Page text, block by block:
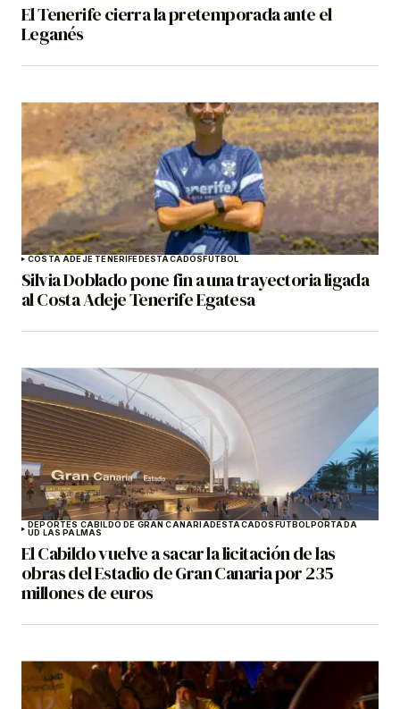
El Tenerife cierra la pretemporada ante el
Leganés
COSTA ADEJE TENERIFE DESTACADOS FÚTBOL
Silvia Doblado pone fin a una trayectoria ligada
al Costa Adeje Tenerife Egatesa
DEPORTES CABILDO DE GRAN CANARIADESTACADOS FÚTBOL PORTADA
UD LAS PALMAS
El Cabildo vuelve a sacar la licitación de las
obras del Estadio de Gran Canaria por 235
millones de euros